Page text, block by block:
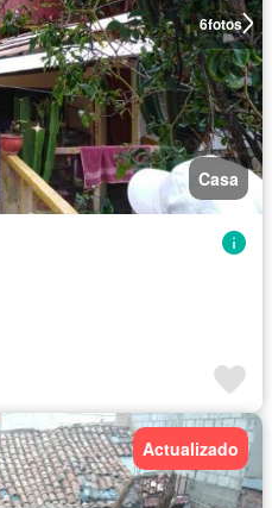
6fotos
Casa
Actualizado